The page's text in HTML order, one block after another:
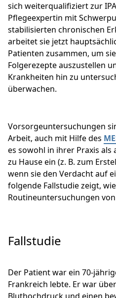
sich weiterqualifiziert zur
Pflegeexpertin mit
stabilisierten chronischen
arbeitet sie jetzt
Patienten zusammen, um
Folgerezepte auszustellen
Krankheiten hin zu
überwachen.
Vorsorgeuntersuchungen
Arbeit, auch mit Hilfe des
es sowohl in ihrer Praxis als
zu Hause ein (z. B. zum
wenn sie den Verdacht auf
folgende Fallstudie zeigt,
Routineuntersuchungen
Fallstudie
Der Patient war ein 70-
Frankreich lebte. Er war